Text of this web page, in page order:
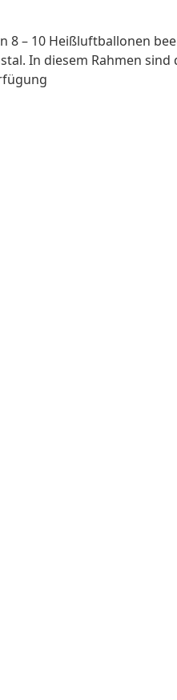
8 – 10 Heißluftballonen
In diesem Rahmen sind